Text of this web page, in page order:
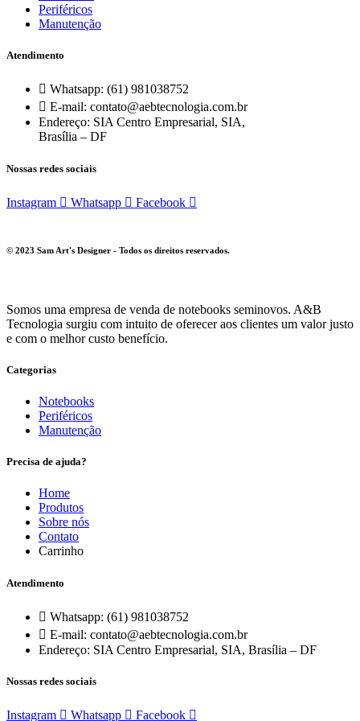
Periféricos
Manutenção
Atendimento
Whatsapp: (61) 981038752
E-mail: contato@aebtecnologia.com.br
Endereço: SIA Centro Empresarial, SIA,
Brasília – DF
Nossas redes sociais
Instagram Whatsapp Facebook
© 2023 Sam Art's Designer - Todos os direitos reservados.
Somos uma empresa de venda de notebooks seminovos. A&B
Tecnologia surgiu com intuito de oferecer aos clientes um valor justo
e com o melhor custo benefício.
Categorias
Notebooks
Periféricos
Manutenção
Precisa de ajuda?
Home
Produtos
Sobre nós
Contato
Carrinho
Atendimento
Whatsapp: (61) 981038752
E-mail: contato@aebtecnologia.com.br
Endereço: SIA Centro Empresarial, SIA, Brasília – DF
Nossas redes sociais
Instagram Whatsapp Facebook